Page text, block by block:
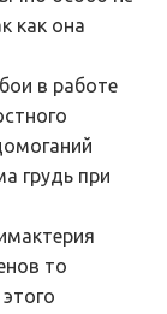
как она
в работе
грудь при
то